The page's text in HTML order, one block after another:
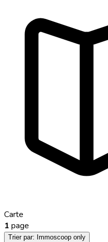
Carte
1 page
Trier par: Immoscoop only